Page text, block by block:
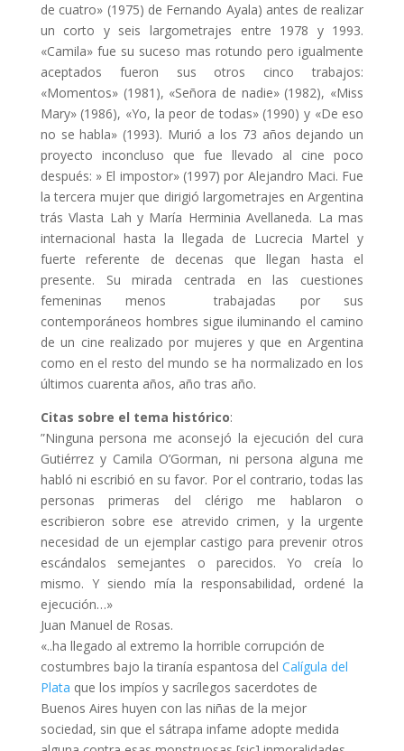
de cuatro» (1975) de Fernando Ayala) antes de realizar
un corto y seis largometrajes entre 1978 y 1993.
«Camila» fue su suceso mas rotundo pero igualmente
aceptados fueron sus otros cinco trabajos:
«Momentos» (1981), «Señora de nadie» (1982), «Miss
Mary» (1986), «Yo, la peor de todas» (1990) y «De eso
no se habla» (1993). Murió a los 73 años dejando un
proyecto inconcluso que fue llevado al cine poco
después: » El impostor» (1997) por Alejandro Maci. Fue
la tercera mujer que dirigió largometrajes en Argentina
trás Vlasta Lah y María Herminia Avellaneda. La mas
internacional hasta la llegada de Lucrecia Martel y
fuerte referente de decenas que llegan hasta el
presente. Su mirada centrada en las cuestiones
femeninas menos trabajadas por sus
contemporáneos hombres sigue iluminando el camino
de un cine realizado por mujeres y que en Argentina
como en el resto del mundo se ha normalizado en los
últimos cuarenta años, año tras año.
Citas sobre el tema histórico:
”Ninguna persona me aconsejó la ejecución del cura
Gutiérrez y Camila O’Gorman, ni persona alguna me
habló ni escribió en su favor. Por el contrario, todas las
personas primeras del clérigo me hablaron o
escribieron sobre ese atrevido crimen, y la urgente
necesidad de un ejemplar castigo para prevenir otros
escándalos semejantes o parecidos. Yo creía lo
mismo. Y siendo mía la responsabilidad, ordené la
ejecución…»
Juan Manuel de Rosas.
«..ha llegado al extremo la horrible corrupción de
costumbres bajo la tiranía espantosa del Calígula del
Plata que los impíos y sacrílegos sacerdotes de
Buenos Aires huyen con las niñas de la mejor
sociedad, sin que el sátrapa infame adopte medida